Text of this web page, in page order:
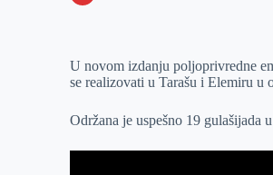
e
I
s
p
a
l
U novom izdanju poljoprivredne
se realizovati u Tarašu i Elemiru u
Održana je uspešno 19 gulašijada